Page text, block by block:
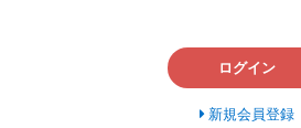
ログイン
新規会員登録